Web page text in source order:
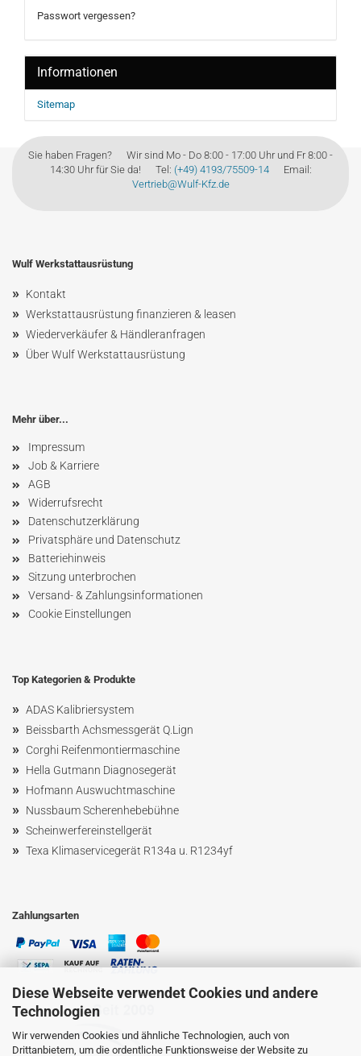
Diese Webseite verwendet Cookies und andere
Technologien
Wir verwenden Cookies und ähnliche Technologien, auch von
Drittanbietern, um die ordentliche Funktionsweise der Website zu
Passwort vergessen?
Informationen
Sitemap
Sie haben Fragen? Wir sind Mo - Do 8:00 - 17:00 Uhr und Fr 8:00 -
14:30 Uhr für Sie da! Tel: (+49) 4193/75509-14Email:
Vertrieb@Wulf-Kfz.de
Wulf Werkstattausrüstung
» Kontakt
» Werkstattausrüstung finanzieren & leasen
» Wiederverkäufer & Händleranfragen
» Über Wulf Werkstattausrüstung
Mehr über...
Impressum
Job & Karriere
AGB
Widerrufsrecht
Datenschutzerklärung
Privatsphäre und Datenschutz
Batteriehinweis
Sitzung unterbrochen
Versand- & Zahlungsinformationen
Cookie Einstellungen
Top Kategorien & Produkte
» ADAS Kalibriersystem
» Beissbarth Achsmessgerät Q.Lign
» Corghi Reifenmontiermaschine
» Hella Gutmann Diagnosegerät
» Hofmann Auswuchtmaschine
» NussbaumScherenhebebühne
» Scheinwerfereinstellgerät
» Texa Klimaservicegerät R134a u. R1234yf
Zahlungsarten